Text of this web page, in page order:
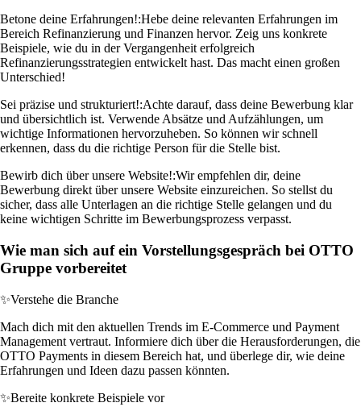
Betone deine Erfahrungen!:Hebe deine relevanten Erfahrungen im
Bereich Refinanzierung und Finanzen hervor. Zeig uns konkrete
Beispiele, wie du in der Vergangenheit erfolgreich
Refinanzierungsstrategien entwickelt hast. Das macht einen großen
Unterschied!
Sei präzise und strukturiert!:Achte darauf, dass deine Bewerbung klar
und übersichtlich ist. Verwende Absätze und Aufzählungen, um
wichtige Informationen hervorzuheben. So können wir schnell
erkennen, dass du die richtige Person für die Stelle bist.
Bewirb dich über unsere Website!:Wir empfehlen dir, deine
Bewerbung direkt über unsere Website einzureichen. So stellst du
sicher, dass alle Unterlagen an die richtige Stelle gelangen und du
keine wichtigen Schritte im Bewerbungsprozess verpasst.
Wie man sich auf ein Vorstellungsgespräch bei OTTO
Gruppe vorbereitet
✨Verstehe die Branche
Mach dich mit den aktuellen Trends im E-Commerce und Payment
Management vertraut. Informiere dich über die Herausforderungen, die
OTTO Payments in diesem Bereich hat, und überlege dir, wie deine
Erfahrungen und Ideen dazu passen könnten.
✨Bereite konkrete Beispiele vor